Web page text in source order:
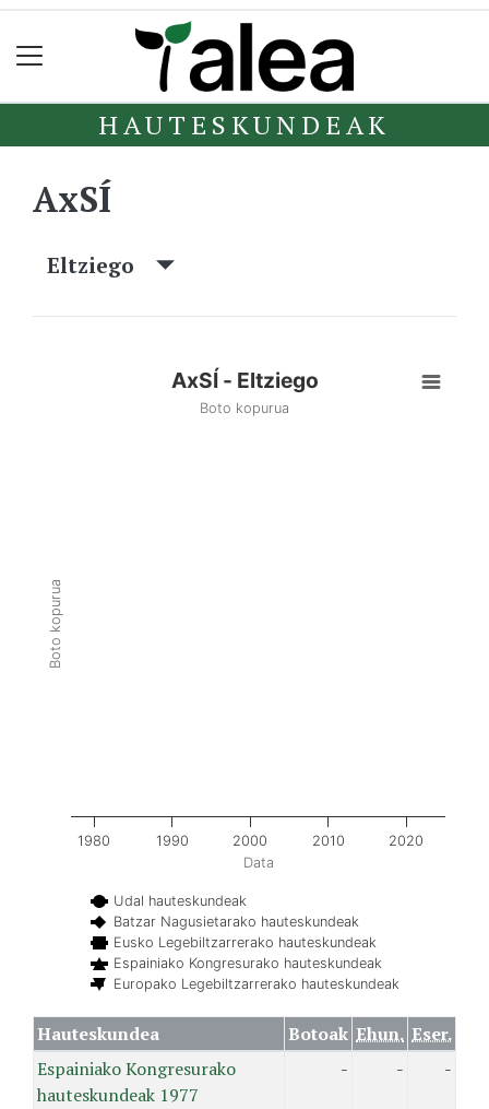
HAUTESKUNDEAK
AxSÍ
Eltziego
Data
Boto kopurua
AxSÍ - Eltziego
Boto kopurua
Udal hauteskundeak
Batzar Nagusietarako hauteskundeak
Eusko Legebiltzarrerako hauteskundeak
Espainiako Kongresurako hauteskundeak
Europako Legebiltzarrerako hauteskundeak
1980 1990 2000 2010 2020
Hauteskundea Botoak Ehun. Eser.
Espainiako Kongresurako
hauteskundeak 1977
- - -